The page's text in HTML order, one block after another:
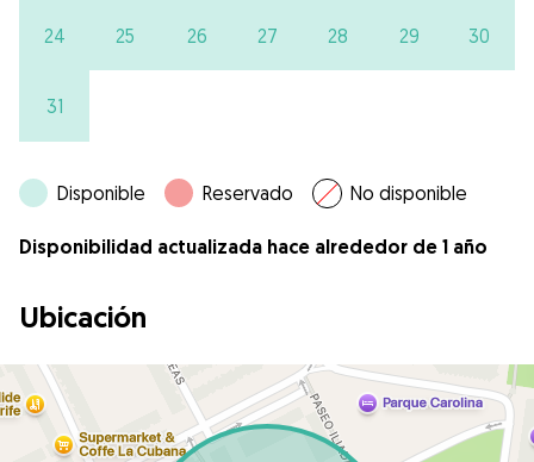
24 25 26 27 28 29 30
31
Disponible Reservado No disponible
Disponibilidad actualizada hace alrededor de 1 año
Ubicación